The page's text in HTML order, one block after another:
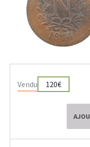
Vendu 120€